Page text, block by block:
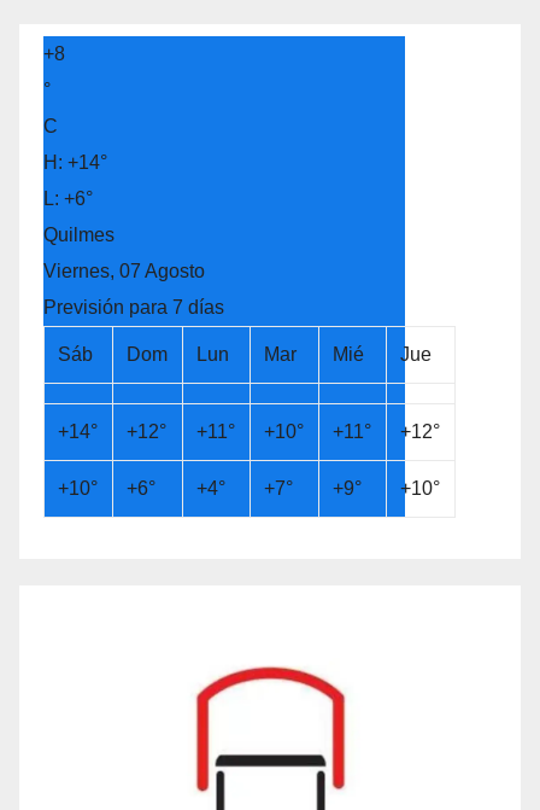
+8
°
C
H: +14°
L: +6°
Quilmes
Viernes, 07 Agosto
Previsión para 7 días
Sáb Dom Lun Mar Mié Jue
+14° +12° +11° +10° +11° +12°
+10° +6° +4° +7° +9° +10°